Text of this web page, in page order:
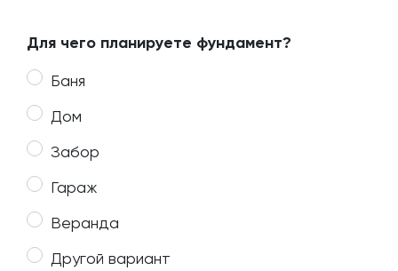
Для чего планируете фундамент?
Баня
Дом
Забор
Гараж
Веранда
Другой вариант